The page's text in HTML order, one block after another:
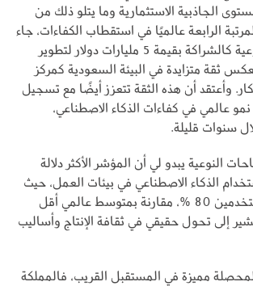
الجاذبية الاستثمارية وما يتلو ذلك من
الرابعة عالميًا في استقطاب الكفاءات، جاء
مقرونًا باتفاقيات نوعية كالشراكة بقيمة 5 مليارات دولار لتطوير
يعكس ثقة متزايدة في البيئة السعودية كمركز
وأعتقد أن هذه الثقة تتعزز أيضًا مع تسجيل
عالمي في كفاءات الذكاء الاصطناعي،
النوعية يبدو لي أن المؤشر الأكثر دلالة
الذكاء الاصطناعي في بيئات العمل، حيث
تجاوزت نسبة المستخدمين 80 %، مقارنة بمتوسط عالمي أقل
إلى تحول حقيقي في ثقافة الإنتاج وأساليب
مميزة في المستقبل القريب، فالمملكة